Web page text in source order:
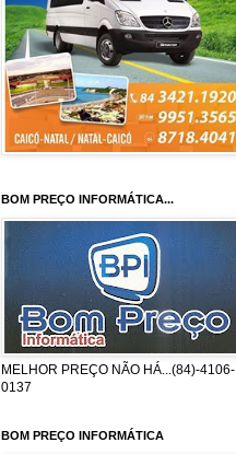
BOM PREÇO INFORMÁTICA...
MELHOR PREÇO NÃO HÁ...(84)-4106-
0137
BOM PREÇO INFORMÁTICA